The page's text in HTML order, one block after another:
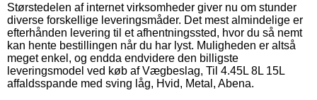
Størstedelen af internet virksomheder giver nu om stunder
diverse forskellige leveringsmåder. Det mest almindelige er
efterhånden levering til et afhentningssted, hvor du så nemt
kan hente bestillingen når du har lyst. Muligheden er altså
meget enkel, og endda endvidere den billigste
leveringsmodel ved køb af Vægbeslag, Til 4.45L 8L 15L
affaldsspande med sving låg, Hvid, Metal, Abena.